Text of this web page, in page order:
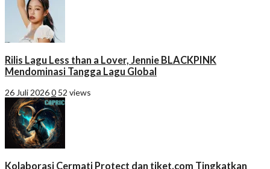
Rilis Lagu Less than a Lover, Jennie BLACKPINK
Mendominasi Tangga Lagu Global
26 Juli 20260 52 views
Kolaborasi Cermati Protect dan tiket.com Tingkatkan